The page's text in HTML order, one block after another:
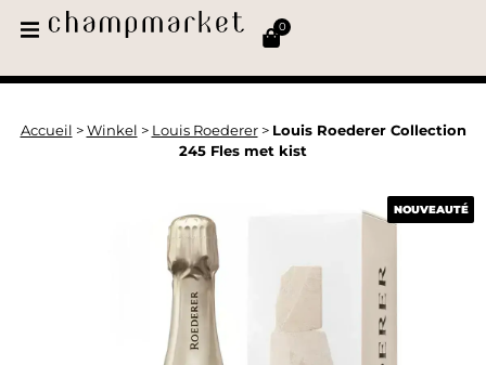
0
Accueil > Winkel > Louis Roederer> Louis Roederer Collection
245 Fles met kist
NOUVEAUTÉ